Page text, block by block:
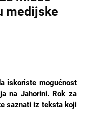
medijske
iskoriste mogućnost
na Jahorini. Rok za
saznati iz teksta koji